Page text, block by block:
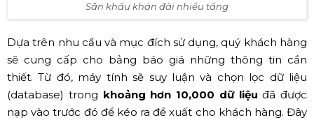
Sân khấu khán đài nhiều tầng
Dựa trên nhu cầu và mục đích sử dụng, quý khách hàng
sẽ cung cấp cho bảng báo giá những thông tin cần
thiết. Từ đó, máy tính sẽ suy luận và chọn lọc dữ liệu
(database) trong khoảng hơn 10,000 dữ liệu đã được
nạp vào trước đó để kéo ra đề xuất cho khách hàng. Đây